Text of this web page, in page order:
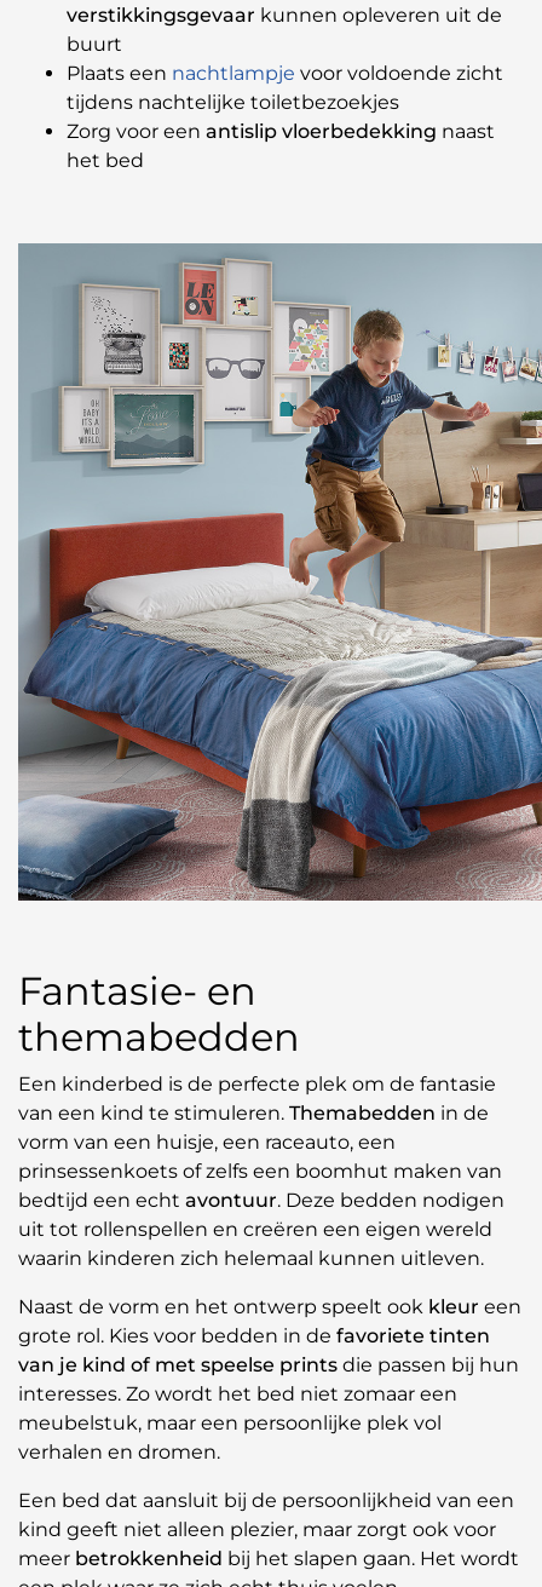
verstikkingsgevaar kunnen opleveren uit de
buurt
Plaats een nachtlampje voor voldoende zicht
tijdens nachtelijke toiletbezoekjes
Zorg voor een antislip vloerbedekking naast
het bed
Fantasie- en
themabedden
Een kinderbed is de perfecte plek om de fantasie
van een kind te stimuleren. Themabedden in de
vorm van een huisje, een raceauto, een
prinsessenkoets of zelfs een boomhut maken van
bedtijd een echt avontuur. Deze bedden nodigen
uit tot rollenspellen en creëren een eigen wereld
waarin kinderen zich helemaal kunnen uitleven.
Naast de vorm en het ontwerp speelt ook kleur een
grote rol. Kies voor bedden in de favoriete tinten
van je kind of met speelse prints die passen bij hun
interesses. Zo wordt het bed niet zomaar een
meubelstuk, maar een persoonlijke plek vol
verhalen en dromen.
Een bed dat aansluit bij de persoonlijkheid van een
kind geeft niet alleen plezier, maar zorgt ook voor
meer betrokkenheid bij het slapen gaan. Het wordt